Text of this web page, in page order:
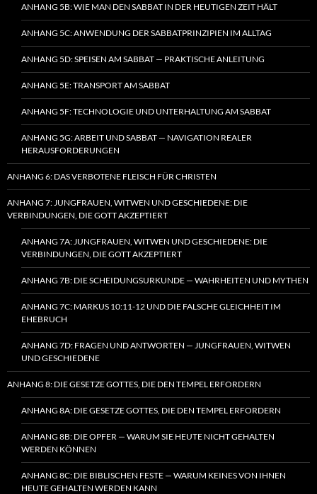
ANHANG 5B: WIE MAN DEN SABBAT IN DER HEUTIGEN ZEIT HÄLT
ANHANG 5C: ANWENDUNG DER SABBATPRINZIPIEN IM ALLTAG
ANHANG 5D: SPEISEN AM SABBAT — PRAKTISCHE ANLEITUNG
ANHANG 5E: TRANSPORT AM SABBAT
ANHANG 5F: TECHNOLOGIE UND UNTERHALTUNG AM SABBAT
ANHANG 5G: ARBEIT UND SABBAT — NAVIGATION REALER
HERAUSFORDERUNGEN
ANHANG 6: DAS VERBOTENE FLEISCH FÜR CHRISTEN
ANHANG 7: JUNGFRAUEN, WITWEN UND GESCHIEDENE: DIE
VERBINDUNGEN, DIE GOTT AKZEPTIERT
ANHANG 7A: JUNGFRAUEN, WITWEN UND GESCHIEDENE: DIE
VERBINDUNGEN, DIE GOTT AKZEPTIERT
ANHANG 7B: DIE SCHEIDUNGSURKUNDE — WAHRHEITEN UND MYTHEN
ANHANG 7C: MARKUS 10:11-12 UND DIE FALSCHE GLEICHHEIT IM
EHEBRUCH
ANHANG 7D: FRAGEN UND ANTWORTEN — JUNGFRAUEN, WITWEN
UND GESCHIEDENE
ANHANG 8: DIE GESETZE GOTTES, DIE DEN TEMPEL ERFORDERN
ANHANG 8A: DIE GESETZE GOTTES, DIE DEN TEMPEL ERFORDERN
ANHANG 8B: DIE OPFER — WARUM SIE HEUTE NICHT GEHALTEN
WERDEN KÖNNEN
ANHANG 8C: DIE BIBLISCHEN FESTE — WARUM KEINES VON IHNEN
HEUTE GEHALTEN WERDEN KANN